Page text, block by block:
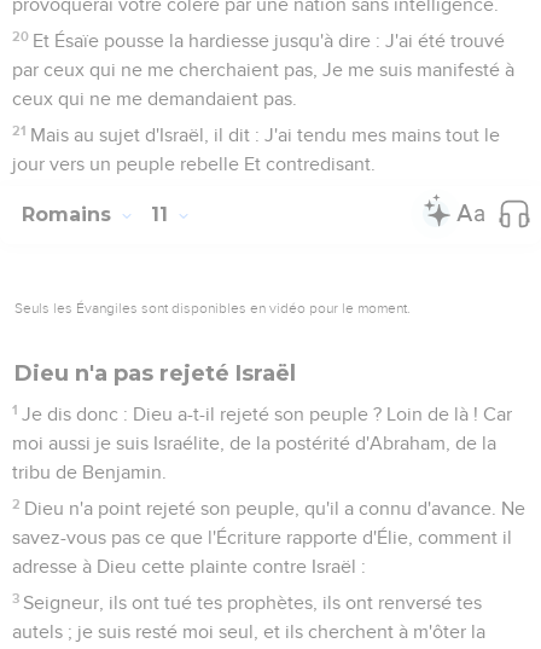
provoquerai votre colère par une nation sans intelligence.
20 Et Ésaïe pousse la hardiesse jusqu'à dire : J'ai été trouvé
par ceux qui ne me cherchaient pas, Je me suis manifesté à
ceux qui ne me demandaient pas.
21 Mais au sujet d'Israël, il dit : J'ai tendu mes mains tout le
jour vers un peuple rebelle Et contredisant.
Romains 11
Seuls les Évangiles sont disponibles en vidéo pour le moment.
Dieu n'a pas rejeté Israël
1 Je dis donc : Dieu a-t-il rejeté son peuple ? Loin de là ! Car
moi aussi je suis Israélite, de la postérité d'Abraham, de la
tribu de Benjamin.
2 Dieu n'a point rejeté son peuple, qu'il a connu d'avance. Ne
savez-vous pas ce que l'Écriture rapporte d'Élie, comment il
adresse à Dieu cette plainte contre Israël :
3 Seigneur, ils ont tué tes prophètes, ils ont renversé tes
autels ; je suis resté moi seul, et ils cherchent à m'ôter la